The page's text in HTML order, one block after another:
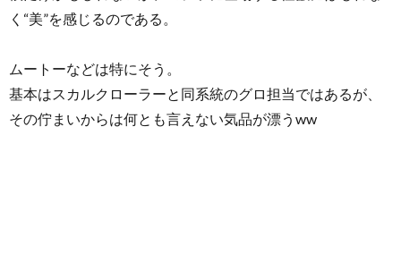
く“美”を感じるのである。
ムートーなどは特にそう。
基本はスカルクローラーと同系統のグロ担当ではあるが、
その佇まいからは何とも言えない気品が漂うww